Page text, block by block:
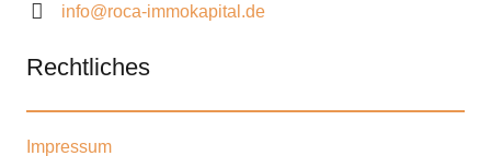
info@roca-immokapital.de
Rechtliches
Impressum